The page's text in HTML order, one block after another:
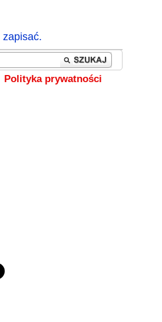
zapisać.
Polityka prywatności